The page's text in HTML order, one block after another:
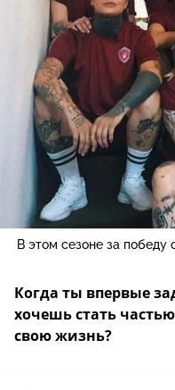
В этом сезоне за победу
Когда ты впервые
хочешь стать
свою жизнь?